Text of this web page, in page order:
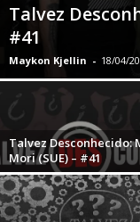
Talvez
#41
Maykon Kjellin - 18/04/
Talvez Desconhecido:
Mori (SUE) – #41